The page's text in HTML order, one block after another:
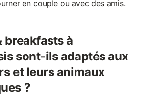
en couple ou avec des amis.
breakfasts à
sont-ils adaptés aux
et leurs animaux
?